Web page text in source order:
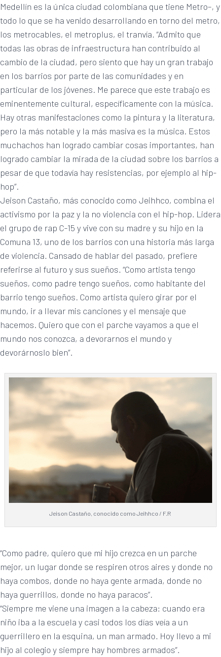
Medellín es la única ciudad colombiana que tiene Metro–, y
todo lo que se ha venido desarrollando en torno del metro,
los metrocables, el metroplus, el tranvía. “Admito que
todas las obras de infraestructura han contribuido al
cambio de la ciudad, pero siento que hay un gran trabajo
en los barrios por parte de las comunidades y en
particular de los jóvenes. Me parece que este trabajo es
eminentemente cultural, específicamente con la música.
Hay otras manifestaciones como la pintura y la literatura,
pero la más notable y la más masiva es la música. Estos
muchachos han logrado cambiar cosas importantes, han
logrado cambiar la mirada de la ciudad sobre los barrios a
pesar de que todavía hay resistencias, por ejemplo al hip-
hop”.
Jeison Castaño, más conocido como Jeihhco, combina el
activismo por la paz y la no violencia con el hip-hop. Lidera
el grupo de rap C-15 y vive con su madre y su hijo en la
Comuna 13, uno de los barrios con una historia más larga
de violencia. Cansado de hablar del pasado, prefiere
referirse al futuro y sus sueños. “Como artista tengo
sueños, como padre tengo sueños, como habitante del
barrio tengo sueños. Como artista quiero girar por el
mundo, ir a llevar mis canciones y el mensaje que
hacemos. Quiero que con el parche vayamos a que el
mundo nos conozca, a devorarnos el mundo y
devorárnoslo bien”.
Jeison Castaño, conocido como Jeihhco / F.R
“Como padre, quiero que mi hijo crezca en un parche
mejor, un lugar donde se respiren otros aires y donde no
haya combos, donde no haya gente armada, donde no
haya guerrillos, donde no haya paracos”.
“Siempre me viene una imagen a la cabeza: cuando era
niño iba a la escuela y casi todos los días veía a un
guerrillero en la esquina, un man armado. Hoy llevo a mi
hijo al colegio y siempre hay hombres armados”.